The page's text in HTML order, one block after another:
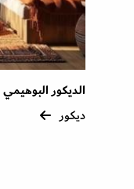
الديكور
ديكور